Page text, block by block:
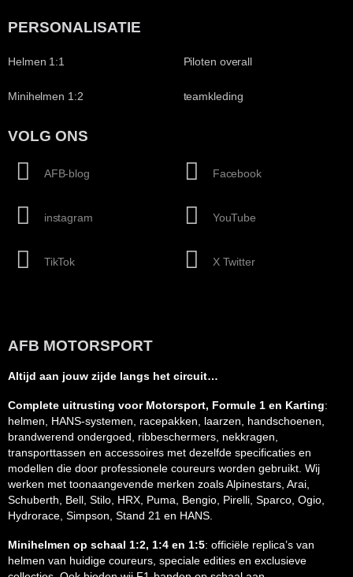
PERSONALISATIE
Helmen 1:1
Minihelmen 1:2
Piloten overall
teamkleding
VOLG ONS
AFB-blog
instagram
TikTok
Facebook
YouTube
X Twitter
AFB MOTORSPORT
Altijd aan jouw zijde langs het circuit…
Complete uitrusting voor Motorsport, Formule 1 en Karting:
helmen, HANS-systemen, racepakken, laarzen, handschoenen,
brandwerend ondergoed, ribbeschermers, nekkragen,
transporttassen en accessoires met dezelfde specificaties en
modellen die door professionele coureurs worden gebruikt. Wij
werken met toonaangevende merken zoals Alpinestars, Arai,
Schuberth, Bell, Stilo, HRX, Puma, Bengio, Pirelli, Sparco, Ogio,
Hydrorace, Simpson, Stand 21 en HANS.
Minihelmen op schaal 1:2, 1:4 en 1:5: officiële replica’s van
helmen van huidige coureurs, speciale edities en exclusieve